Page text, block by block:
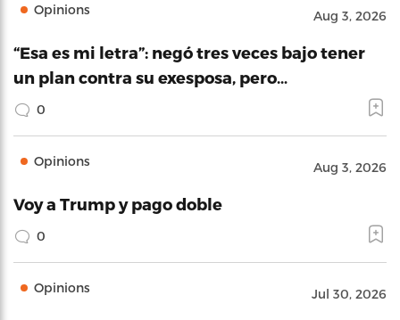
Opinions Aug 3, 2026
“Esa es mi letra”: negó tres veces bajo tener
un plan contra su exesposa, pero…
0
Opinions Aug 3, 2026
Voy a Trump y pago doble
0
Opinions Jul 30, 2026